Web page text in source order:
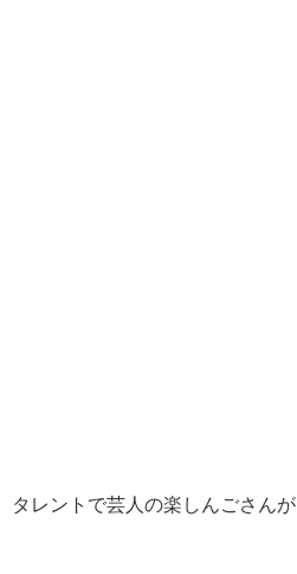
タレントで芸人の楽しんごさんが